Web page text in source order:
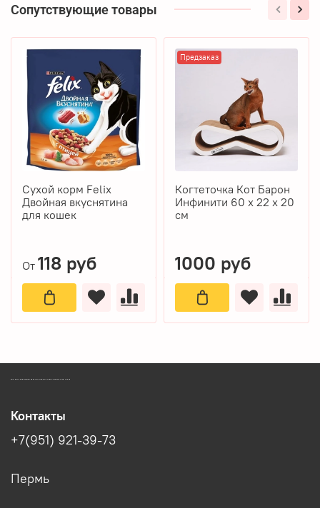
Сопутствующие товары
Сухой корм Felix
Двойная вкуснятина
для кошек
От 118 руб
Предзаказ
Когтеточка Кот Барон
Инфинити 60 х 22 х 20
см
1000 руб
Контакты
+7(951) 921-39-73
Пермь